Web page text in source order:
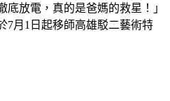
放電，真的是爸媽的救星！」
7月1日起移師高雄駁二藝術特